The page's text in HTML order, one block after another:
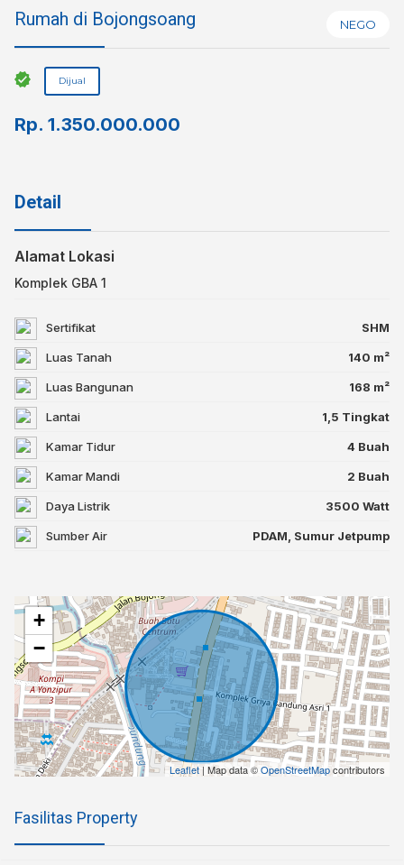
Rumah di Bojongsoang NEGO
Dijual
Rp. 1.350.000.000
Detail
Alamat Lokasi
Komplek GBA 1
Sertifikat SHM
Luas Tanah 140 m²
Luas Bangunan 168 m²
Lantai 1,5 Tingkat
Kamar Tidur 4 Buah
Kamar Mandi 2 Buah
Daya Listrik 3500 Watt
Sumber Air PDAM, Sumur Jetpump
+
−
Leaflet | Map data ©OpenStreetMapcontributors
Fasilitas Property